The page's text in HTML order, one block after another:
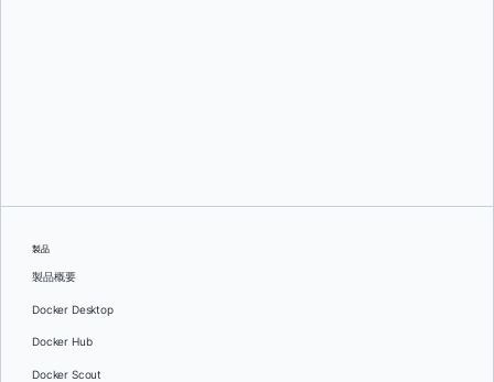
製品
製品概要
Docker Desktop
Docker Hub
Docker Scout